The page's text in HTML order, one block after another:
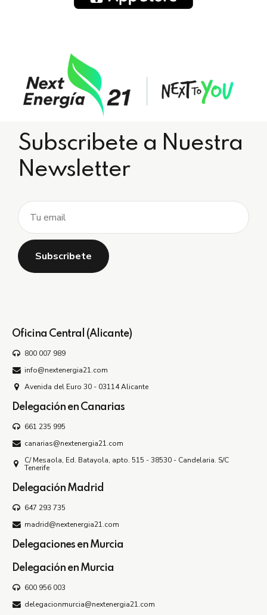
Subscribete a Nuestra
Newsletter
Oficina Central (Alicante)
800 007 989
info@nextenergia21.com
Avenida del Euro 30 - 03114 Alicante
Delegación en Canarias
661 235 995
canarias@nextenergia21.com
C/ Mesaola, Ed. Batayola, apto. 515 - 38530 - Candelaria. S/C
Tenerife
Delegación Madrid
647 293 735
madrid@nextenergia21.com
Delegaciones en Murcia
Delegación en Murcia
600 956 003
delegacionmurcia@nextenergia21.com